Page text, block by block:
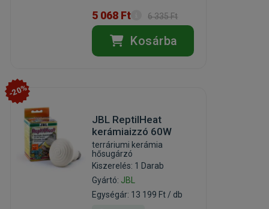
5 068 Ft 6 335 Ft
Kosárba
-20%
JBL ReptilHeat
kerámiaizzó 60W
terráriumi kerámia
hősugárzó
Kiszerelés: 1 Darab
Gyártó: JBL
Egységár: 13 199 Ft / db